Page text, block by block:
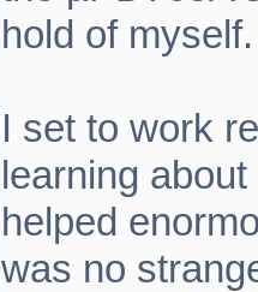
hold of myself.
I set to work
learning
helped
was no